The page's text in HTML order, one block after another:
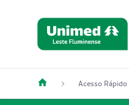
Acesso Rápido